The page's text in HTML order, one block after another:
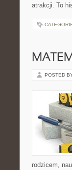
atrakcji. To
POSTED
rodzicem,